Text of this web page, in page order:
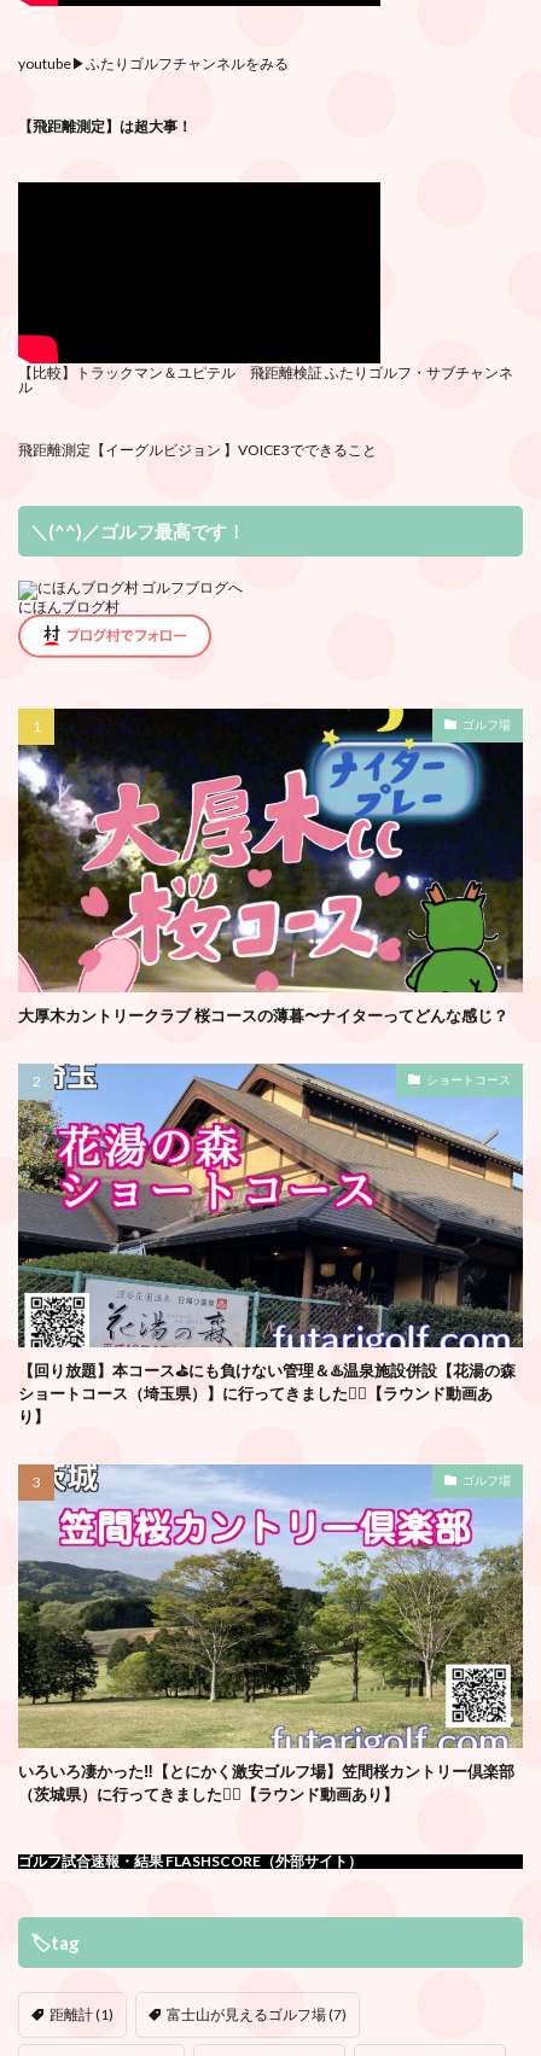
youtube▶︎ふたりゴルフチャンネルをみる
【飛距離測定】は超大事！
【比較】トラックマン＆ユピテル 飛距離検証ふたりゴルフ・サブチ ャンネ
ル
飛距離測定 【イーグルビジョン 】VOICE3でできること
＼(^^)／ゴルフ最高です！
にほんブログ村
ゴルフ場
大厚木カントリークラブ 桜コースの薄暮〜ナイターってどんな感じ？
ショートコース
【回り放題】本コース⛳️にも負けない管理＆♨️温泉施設併設【花湯の森
ショートコース（埼玉県）】に行ってきました🏌️‍♂️【ラウンド動画あ
り】
ゴルフ場
いろいろ凄かった‼️【とにかく激安ゴルフ場】笠間桜カントリー倶楽部
（茨城県）に行ってきました🏌️‍♂️【ラウンド動画あり】
ゴルフ試合速報・結果 FLASHSCORE（外部サイト）
🏷tag
距離計(1) 富士山が見えるゴルフ場(7)